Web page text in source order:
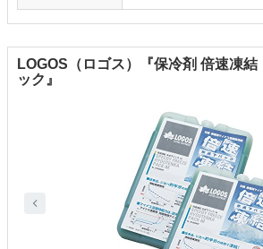
LOGOS（ロゴス）『保冷剤 倍速凍結
ック』